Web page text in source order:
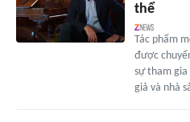
thể
Tác phẩm
được
sự tham gia
giả và nhà